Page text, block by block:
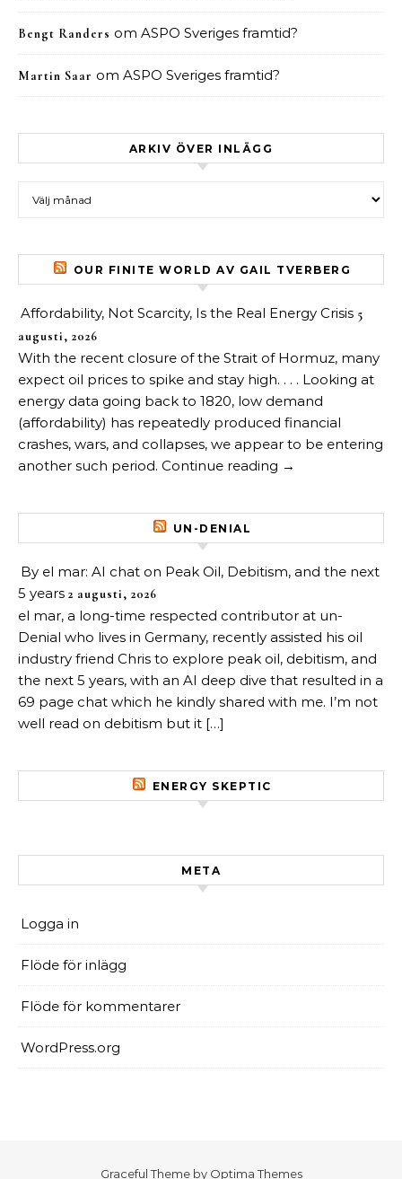
Bengt Randers om ASPO Sveriges framtid?
Martin Saar om ASPO Sveriges framtid?
ARKIV ÖVER INLÄGG
OUR FINITE WORLD AV GAIL TVERBERG
Affordability, Not Scarcity, Is the Real Energy Crisis 5
augusti, 2026
With the recent closure of the Strait of Hormuz, many
expect oil prices to spike and stay high. . . . Looking at
energy data going back to 1820, low demand
(affordability) has repeatedly produced financial
crashes, wars, and collapses, we appear to be entering
another such period. Continue reading →
UN-DENIAL
By el mar: AI chat on Peak Oil, Debitism, and the next
5 years 2 augusti, 2026
el mar, a long-time respected contributor at un-
Denial who lives in Germany, recently assisted his oil
industry friend Chris to explore peak oil, debitism, and
the next 5 years, with an AI deep dive that resulted in a
69 page chat which he kindly shared with me. I’m not
well read on debitism but it […]
ENERGY SKEPTIC
META
Logga in
Flöde för inlägg
Flöde för kommentarer
WordPress.org
Graceful Theme by Optima Themes